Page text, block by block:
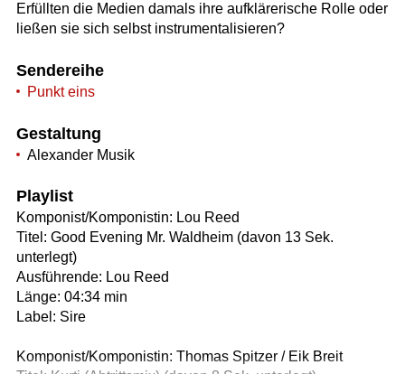
Erfüllten die Medien damals ihre aufklärerische Rolle oder
ließen sie sich selbst instrumentalisieren?
Sendereihe
Punkt eins
Gestaltung
Alexander Musik
Playlist
Komponist/Komponistin: Lou Reed
Titel: Good Evening Mr. Waldheim (davon 13 Sek.
unterlegt)
Ausführende: Lou Reed
Länge: 04:34 min
Label: Sire
Komponist/Komponistin: Thomas Spitzer / Eik Breit